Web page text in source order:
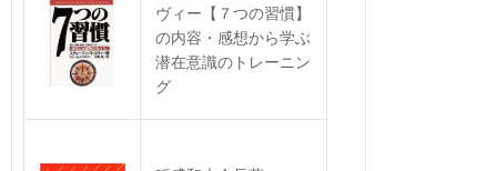
ヴィー【７つの習慣】
の内容・感想から学ぶ
潜在意識のトレーニン
グ